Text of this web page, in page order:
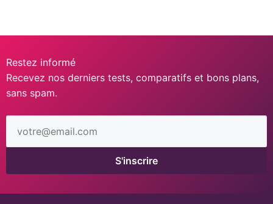
Restez informé
Recevez nos derniers tests, comparatifs et bons plans,
sans spam.
email
S'inscrire